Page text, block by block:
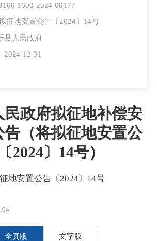
1600-2024-00177
征地安置公告〔2024〕14号
县人民政府
2024-12-31
民政府拟征地补偿安
告（将拟征地安置公
2024〕14号）
地安置公告〔2024〕14号
全真版 文字版